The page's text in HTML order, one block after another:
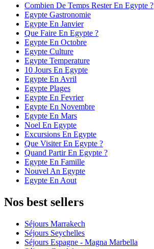
Combien De Temps Rester En Egypte ?
Egypte Gastronomie
Egypte En Janvier
Que Faire En Egypte ?
Egypte En Octobre
Egypte Culture
Egypte Temperature
10 Jours En Egypte
Egypte En Avril
Egypte Plages
Egypte En Fevrier
Egypte En Novembre
Egypte En Mars
Noel En Egypte
Excursions En Egypte
Que Visiter En Egypte ?
Quand Partir En Egypte ?
Egypte En Famille
Nouvel An Egypte
Egypte En Aout
Nos best sellers
Séjours Marrakech
Séjours Seychelles
Séjours Espagne - Magna Marbella